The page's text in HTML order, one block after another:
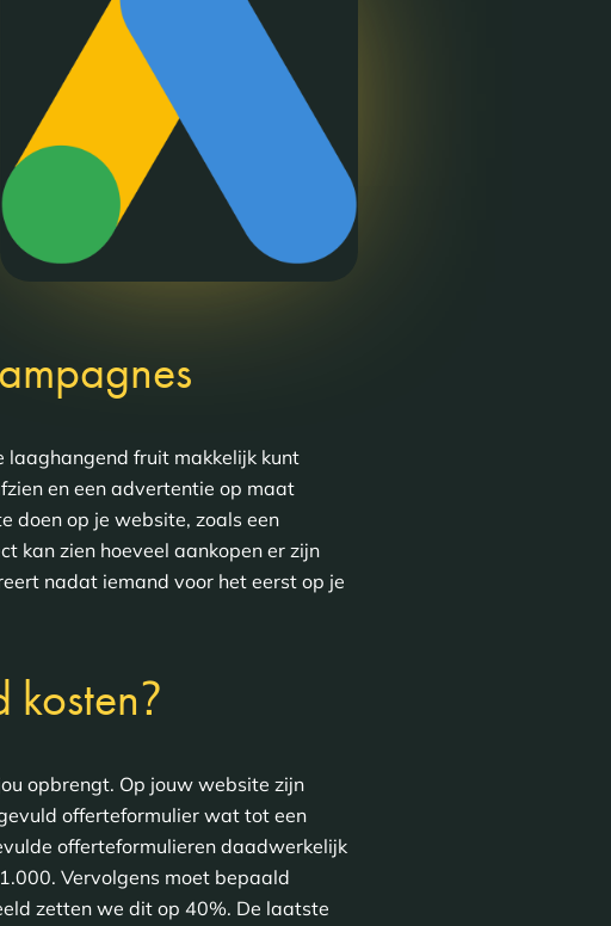
laaghangend fruit makkelijk kunt
en een advertentie op maat
doen op je website, zoals een
kan zien hoeveel aankopen er zijn
nadat iemand voor het eerst op je
kosten?
opbrengt. Op jouw website zijn
offerteformulier wat tot een
offerteformulieren daadwerkelijk
Vervolgens moet bepaald
zetten we dit op 40%. De laatste